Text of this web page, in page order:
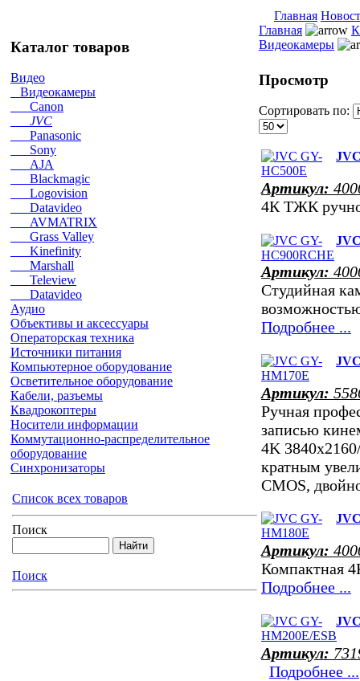
Главная
Каталог товаров
Видео
Видеокамеры
Canon
JVC
Panasonic
Sony
AJA
Blackmagic
Logovision
Datavideo
AVMATRIX
Grass Valley
Kinefinity
Marshall
Teleview
Datavideo
Аудио
Объективы и аксессуары
Операторская техника
Источники питания
Компьютерное оборудование
Осветительное оборудование
Кабели, разъемы
Квадрокоптеры
Носители информации
Коммутационно-распределительное
оборудование
Синхронизаторы
Список всех товаров
Поиск
Поиск
Главная
Видеокамеры
Просмотр
Сортировать по:
Артикул:
4К ТЖК
Артикул:
Студийная
Подробнее ...
Артикул:
Ручная
записью
4K
кратным
CMOS,
Артикул:
Компактная
Подробнее ...
Артикул:
Подробнее ...